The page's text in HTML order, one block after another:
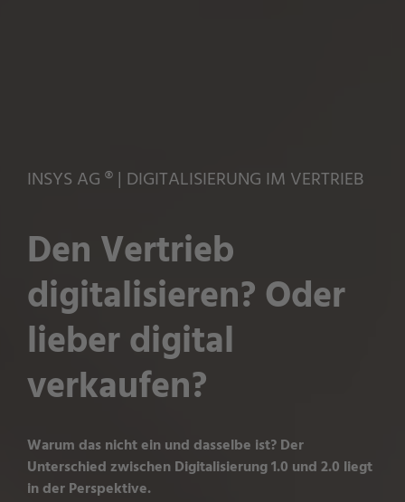
INSYS AG ® | DIGITALISIERUNG IM VERTRIEB
Den Vertrieb
digitalisieren? Oder
lieber digital
verkaufen?
Warum das nicht ein und dasselbe ist? Der
Unterschied zwischen Digitalisierung 1.0 und 2.0 liegt
in der Perspektive.